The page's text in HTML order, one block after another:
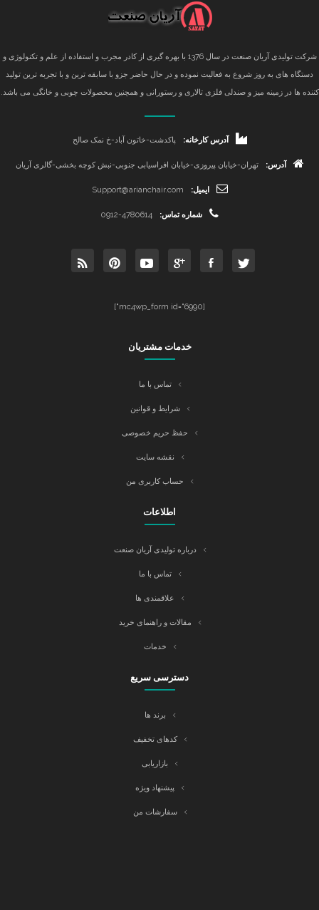
شرکت تولیدی آریان صنعت در سال 1376 با بهره گیری از کادر مجرب و استفاده از علم و تکنولوژی و
دستگاه های به روز شروع به فعالیت نموده و در حال حاضر جزو با سابقه ترین و با تجربه ترین تولید
کننده ها در زمینه میز و صندلی فلزی تالاری و رستورانی و همچنین محصولات چوبی و خانگی می باشد.
آدرس کارخانه: پاکدشت-خاتون آباد-خ نمک صالح
آدرس: تهران-خیابان پیروزی-خیابان افراسیابی جنوبی-نبش کوچه بخشی-گالری آریان
ایمیل: Support@arianchair.com
شماره تماس: 0912-4780614
[mc4wp_form id="6990"]
خدمات مشتریان
تماس با ما
شرایط و قوانین
حفظ حریم خصوصی
نقشه سایت
حساب کاربری من
اطلاعات
درباره تولیدی آریان صنعت
تماس با ما
علاقمندی ها
مقالات و راهنمای خرید
خدمات
دسترسی سریع
برند ها
کدهای تخفیف
بازاریابی
پیشنهاد ویژه
سفارشات من